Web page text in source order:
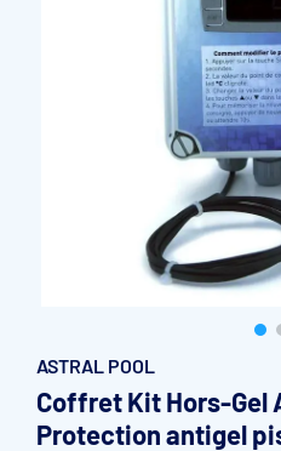
Accessoires et pièces
Pompe de filtration à vitesse
Vannes multivoies filtres à
Groupe de filtration sur
ASTRAL POOL
Coffret Kit Hors-Gel
Protection antigel